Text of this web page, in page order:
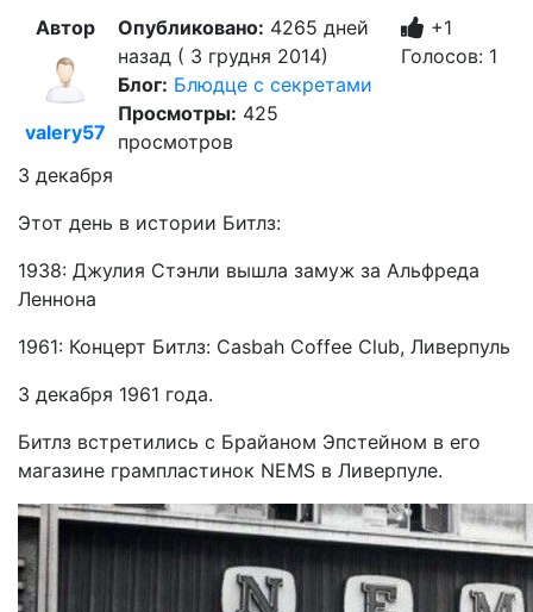
Автор
valery57
Опубликовано: 4265 дней
назад ( 3 грудня 2014)
Блог: Блюдце с секретами
Просмотры: 425
просмотров
+1
Голосов: 1
3 декабря
Этот день в истории Битлз:
1938: Джулия Стэнли вышла замуж за Альфреда
Леннона
1961: Концерт Битлз: Casbah Coffee Club, Ливерпуль
3 декабря 1961 года.
Битлз встретились с Брайаном Эпстейном в его
магазине грампластинок NEMS в Ливерпуле.